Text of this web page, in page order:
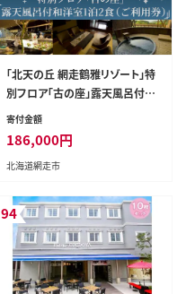
「北天の丘 網走鶴雅リゾート」特
別フロア「古の座」露天風呂付和
洋室1泊2食（ご利用券） ABAF00
寄付金額
186,000円
北海道網走市
94